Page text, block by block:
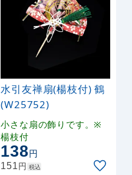
水引友禅扇(楊枝付) 鶴
(W25752)
小さな扇の飾りです。※
楊枝付
138円
151円 税込